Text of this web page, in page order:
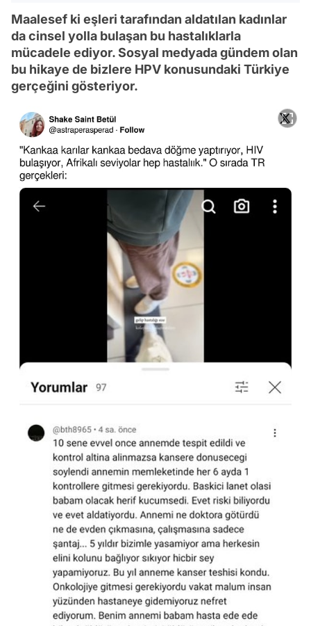
Maalesef ki eşleri tarafından aldatılan kadınlar
da cinsel yolla bulaşan bu hastalıklarla
mücadele ediyor. Sosyal medyada gündem olan
bu hikaye de bizlere HPV konusundaki Türkiye
gerçeğini gösteriyor.